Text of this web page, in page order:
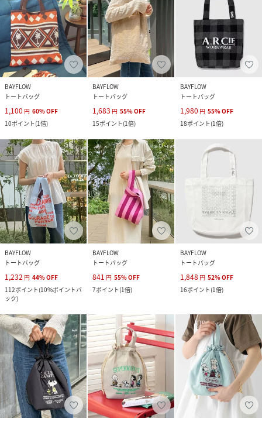
BAYFLOW
トートバッグ
1,100 円 60%OFF
10ポイント(1倍)
BAYFLOW
トートバッグ
1,683 円 55%OFF
15ポイント(1倍)
BAYFLOW
トートバッグ
1,980 円 55%OFF
18ポイント(1倍)
BAYFLOW
トートバッグ
1,232 円 44%OFF
112ポイント(10%ポイントバ
ック)
BAYFLOW
トートバッグ
841 円 55%OFF
7ポイント(1倍)
BAYFLOW
トートバッグ
1,848 円 52%OFF
16ポイント(1倍)